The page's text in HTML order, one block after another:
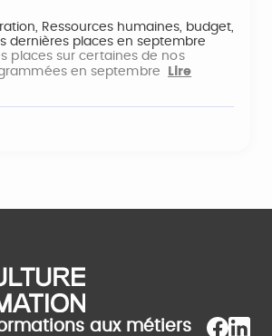
Ressources humaines, budget,
dernières places en septembre
places sur certaines de nos
en septembre
Lire
aux métiers